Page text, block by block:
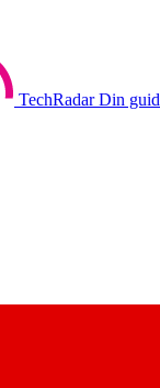
TechRadar Din